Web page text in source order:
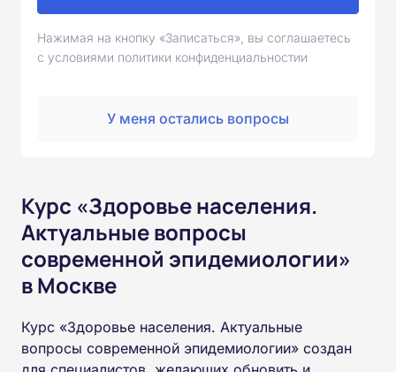
Нажимая на кнопку «Записаться», вы соглашаетесь
с условиями политики конфиденциальностии
У меня остались вопросы
Курс «Здоровье населения.
Актуальные вопросы
современной эпидемиологии»
в Москве
Курс «Здоровье населения. Актуальные
вопросы современной эпидемиологии» создан